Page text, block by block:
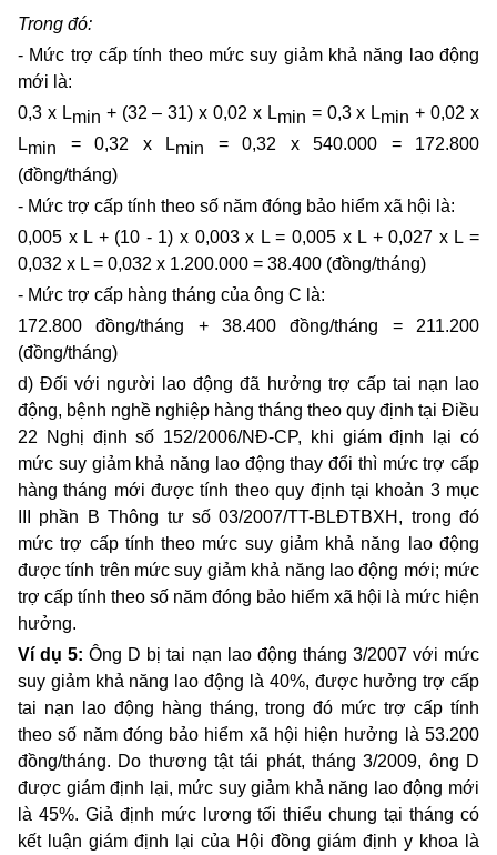
Trong đó:
- Mức trợ cấp tính theo mức suy giảm khả năng lao động
mới là:
0,3 x Lmin + (32 – 31) x 0,02 x Lmin = 0,3 x Lmin + 0,02 x
Lmin = 0,32 x Lmin = 0,32 x 540.000 = 172.800
(đồng/tháng)
- Mức trợ cấp tính theo số năm đóng bảo hiểm xã hội là:
0,005 x L + (10 - 1) x 0,003 x L = 0,005 x L + 0,027 x L =
0,032 x L = 0,032 x 1.200.000 = 38.400 (đồng/tháng)
- Mức trợ cấp hàng tháng của ông C là:
172.800 đồng/tháng + 38.400 đồng/tháng = 211.200
(đồng/tháng)
d) Đối với người lao động đã hưởng trợ cấp tai nạn lao
động, bệnh nghề nghiệp hàng tháng theo quy định tại Điều
22 Nghị định số 152/2006/NĐ-CP, khi giám định lại có
mức suy giảm khả năng lao động thay đổi thì mức trợ cấp
hàng tháng mới được tính theo quy định tại khoản 3 mục
III phần B Thông tư số 03/2007/TT-BLĐTBXH, trong đó
mức trợ cấp tính theo mức suy giảm khả năng lao động
được tính trên mức suy giảm khả năng lao động mới; mức
trợ cấp tính theo số năm đóng bảo hiểm xã hội là mức hiện
hưởng.
Ví dụ 5: Ông D bị tai nạn lao động tháng 3/2007 với mức
suy giảm khả năng lao động là 40%, được hưởng trợ cấp
tai nạn lao động hàng tháng, trong đó mức trợ cấp tính
theo số năm đóng bảo hiểm xã hội hiện hưởng là 53.200
đồng/tháng. Do thương tật tái phát, tháng 3/2009, ông D
được giám định lại, mức suy giảm khả năng lao động mới
là 45%. Giả định mức lương tối thiểu chung tại tháng có
kết luận giám định lại của Hội đồng giám định y khoa là